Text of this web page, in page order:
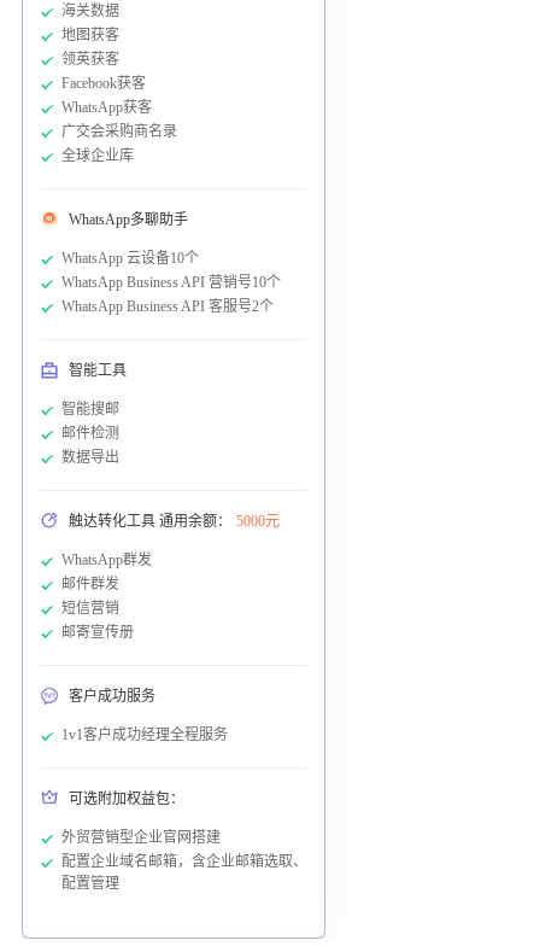
海关数据
地图获客
领英获客
Facebook获客
WhatsApp获客
广交会采购商名录
全球企业库
WhatsApp多聊助手
WhatsApp 云设备10个
WhatsApp Business API 营销号10个
WhatsApp Business API 客服号2个
智能工具
智能搜邮
邮件检测
数据导出
触达转化工具 通用余额： 5000元
WhatsApp群发
邮件群发
短信营销
邮寄宣传册
客户成功服务
1v1客户成功经理全程服务
可选附加权益包：
外贸营销型企业官网搭建
配置企业域名邮箱，含企业邮箱选取、
配置管理